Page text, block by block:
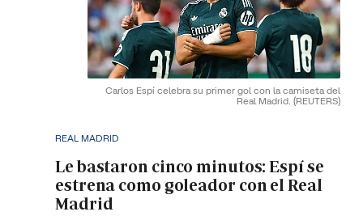
Carlos Espí celebra su primer gol con la camiseta del
Real Madrid. (REUTERS)
REAL MADRID
Le bastaron cinco minutos: Espí se
estrena como goleador con el Real
Madrid